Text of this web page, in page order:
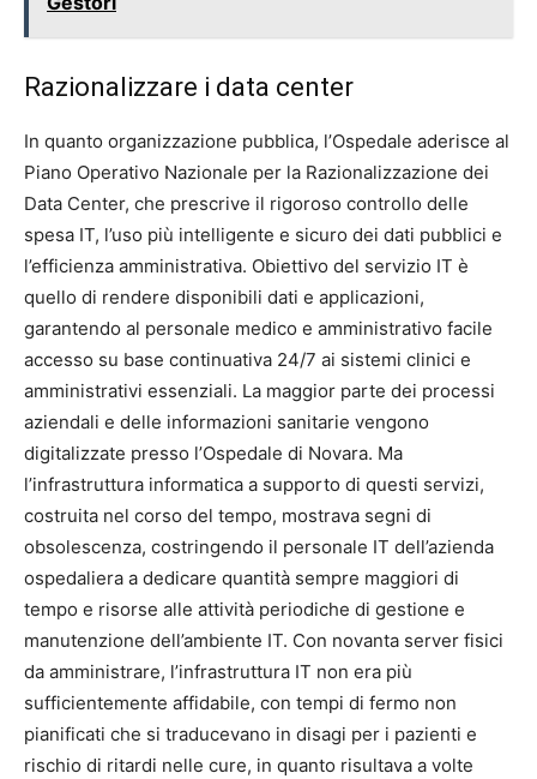
Razionalizzare i data center
In quanto organizzazione pubblica, l’Ospedale aderisce al
Piano Operativo Nazionale per la Razionalizzazione dei
Data Center, che prescrive il rigoroso controllo delle
spesa IT, l’uso più intelligente e sicuro dei dati pubblici e
l’efficienza amministrativa. Obiettivo del servizio IT è
quello di rendere disponibili dati e applicazioni,
garantendo al personale medico e amministrativo facile
accesso su base continuativa 24/7 ai sistemi clinici e
amministrativi essenziali. La maggior parte dei processi
aziendali e delle informazioni sanitarie vengono
digitalizzate presso l’Ospedale di Novara. Ma
l’infrastruttura informatica a supporto di questi servizi,
costruita nel corso del tempo, mostrava segni di
obsolescenza, costringendo il personale IT dell’azienda
ospedaliera a dedicare quantità sempre maggiori di
tempo e risorse alle attività periodiche di gestione e
manutenzione dell’ambiente IT. Con novanta server fisici
da amministrare, l’infrastruttura IT non era più
sufficientemente affidabile, con tempi di fermo non
pianificati che si traducevano in disagi per i pazienti e
rischio di ritardi nelle cure, in quanto risultava a volte